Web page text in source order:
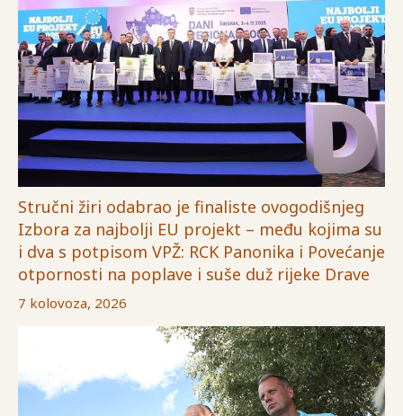
Stručni žiri odabrao je finaliste ovogodišnjeg
Izbora za najbolji EU projekt – među kojima su
i dva s potpisom VPŽ: RCK Panonika i Povećanje
otpornosti na poplave i suše duž rijeke Drave
7 kolovoza, 2026